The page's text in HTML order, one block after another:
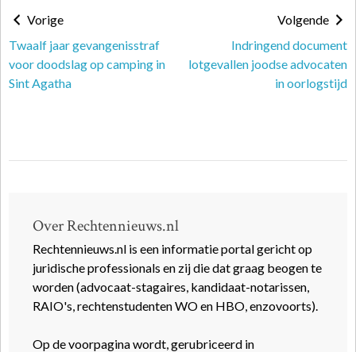
Vorige
Twaalf jaar gevangenisstraf
voor doodslag op camping in
Sint Agatha
Volgende
Indringend document
lotgevallen joodse advocaten
in oorlogstijd
Over Rechtennieuws.nl
Rechtennieuws.nl is een informatie portal gericht op
juridische professionals en zij die dat graag beogen te
worden (advocaat-stagaires, kandidaat-notarissen,
RAIO's, rechtenstudenten WO en HBO, enzovoorts).
Op de voorpagina wordt, gerubriceerd in